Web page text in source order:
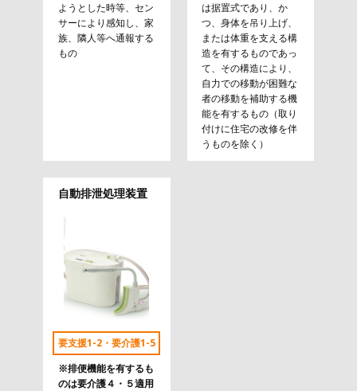
ようとした時等、セン
サーにより感知し、家
族、隣人等へ通報する
もの
は据置式であり、か
つ、身体を吊り上げ、
または体重を支える構
造を有するものであっ
て、その構造により、
自力での移動が困難な
者の移動を補助する機
能を有するもの（取り
付けに住宅の改修を伴
うものを除く）
自動排泄処理装置
要支援1-2・要介護1-5
※排便機能を有するも
のは要介護４・５適用